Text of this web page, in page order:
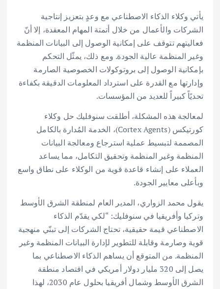
يأتي وكلاء الذكاء الاصطناعي مع وعدٍ بتعزيز إنتاجية
الشركات والأعمال من خلال أتمتة المهام المعقدة، إلا أنّ
فعاليتهم تتوقف على إمكانية الوصول إلى البيانات المنظمة
وغير المنظمة عالية الجودة. ومع ذلك، يمثّل التحكم
بإمكانية الوصول إلى بروتوكولات الخصوصية الصارمة
وإدارتها مع القدرة على استرداد المعلومات الدقيقة بكفاءة
تحديًاً كبيراً للعديد من المؤسسات.
لمعالجة هذه المشكلة، أطلقت سنوفليك حل وكلاء
كورتيكس (Cortex Agents)، الخدمة المُدارة بالكامل
المصممة لتبسيط عملية استرجاع ومعالجة البيانات
المنظمة وغير المنظمة وتحقيق التكامل، مما يساعد
العملاء على إنشاء قاعدة قوية من الوكلاء على نطاق واسع
وبأعلى معايير الجودة.
يقول محمد الزواري، المدير العام لمنطقة الشرق الأوسط
وتركيا وأفريقيا في سنوفليك: “لكي يقدّم الذكاء
الاصطناعي قيمة حقيقية، تحتاج الشركات إلى تبنّي منهجية
قوية وصارمة وقابلة للتطوير لإدارة البيانات المنظمة وغير
المنظمة. من المتوقع أن يساهم الذكاء الاصطناعي بما
يصل إلى 320 مليار دولار أمريكي في اقتصاد منطقة
الشرق الأوسط وشمال أفريقيا بحلول عام 2030، لهذا